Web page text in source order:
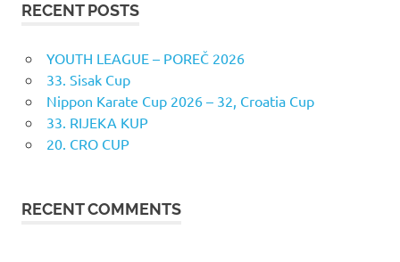
RECENT POSTS
YOUTH LEAGUE – POREČ 2026
33. Sisak Cup
Nippon Karate Cup 2026 – 32, Croatia Cup
33. RIJEKA KUP
20. CRO CUP
RECENT COMMENTS